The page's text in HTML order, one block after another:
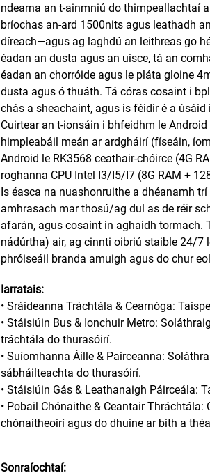
ndearna an t-ainmniú do thimpeallachtaí
bríochas an-ard 1500nits agus leathadh
díreach—agus ag laghdú an leithreas go
éadan an dusta agus an uisce, tá an
éadan an chorróide agus le pláta gloine
dusta agus ó thuáth. Tá córas cosaint i
chás a sheachaint, agus is féidir é a
Cuirtear an t-ionsáin i bhfeidhm le
himpleabáil meán ar ardgháirí (físeáin,
Android le RK3568 ceathair-chóirce (4G
roghanna CPU Intel I3/I5/I7 (8G RAM +
Is éasca na nuashonruithe a dhéanamh
amhrasach mar thosú/ag dul as de réir
afarán, agus cosaint in aghaidh tormach.
nádúrtha) air, ag cinnti oibriú staible 24/7
phróiseáil branda amuigh agus do chur
Iarratais:
• Sráideanna Tráchtála & Cearnóga:
• Stáisiúin Bus & Ionchuir Metro:
tráchtála do thurasóirí.
• Suíomhanna Áille & Pairceanna:
sábháilteachta do thurasóirí.
• Stáisiúin Gás & Leathanaigh Páirceála:
• Pobail Chónaithe & Ceantair
chónaitheoirí agus do dhuine ar bith a
Sonraíochtaí: